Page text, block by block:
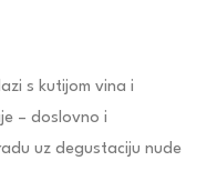
s kutijom vina i
– doslovno i
uz degustaciju nude